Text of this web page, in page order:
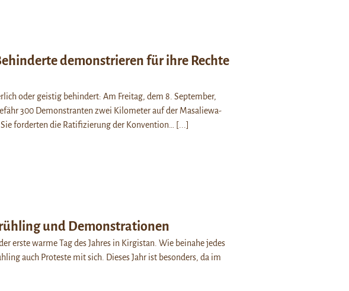
demonstrieren für ihre Rechte
oder geistig behindert: Am Freitag, dem 8. September,
300 Demonstranten zwei Kilometer auf der Masaliewa-
forderten die Ratifizierung der Konvention…
[...]
und Demonstrationen
erste warme Tag des Jahres in Kirgistan. Wie beinahe jedes
auch Proteste mit sich. Dieses Jahr ist besonders, da im